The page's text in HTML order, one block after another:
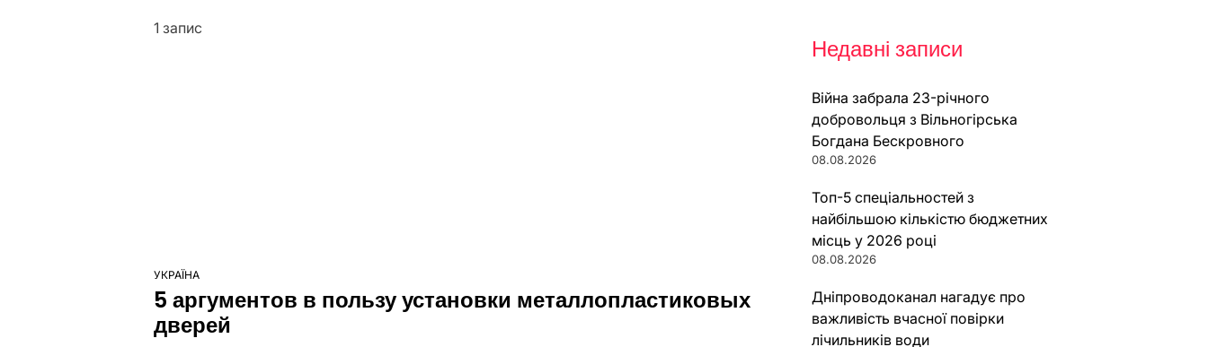
1 запис
ОПУБЛІКУВАТИ
У
УКРАЇНА
5 аргументов в пользу установки металлопластиковых
дверей
Недавні записи
Війна забрала 23-річного
добровольця з Вільногірська
Богдана Бескровного
08.08.2026
Топ-5 спеціальностей з
найбільшою кількістю бюджетних
місць у 2026 році
08.08.2026
Дніпроводоканал нагадує про
важливість вчасної повірки
лічильників води